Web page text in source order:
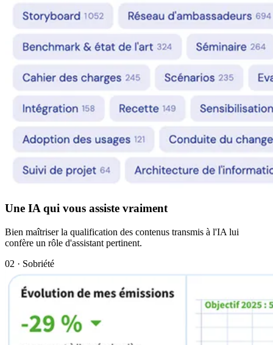
Une IA qui vous assiste vraiment
Bien maîtriser la qualification des contenus transmis à l'IA lui
confère un rôle d'assistant pertinent.
02 · Sobriété